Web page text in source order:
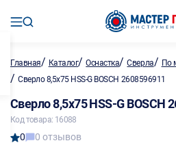
Главная/ Каталог/Оснастка/Сверла/ По
/ Сверло 8,5х75 HSS-G BOSCH 2608596911
Сверло 8,5х75 HSS-G BOSCH
Код товара: 16088
0 0 отзывов